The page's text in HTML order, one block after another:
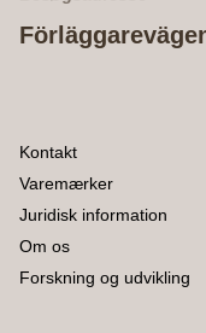
Kontakt
Varemærker
Juridisk information
Om os
Forskning og udvikling